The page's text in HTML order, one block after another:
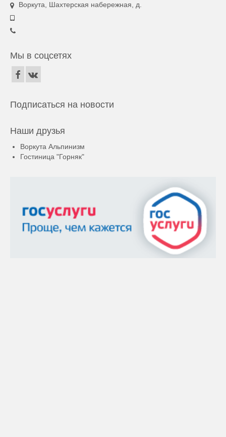
Воркута, Шахтерская набережная, д.
Мы в соцсетях
Подписаться на новости
Наши друзья
Воркута Альпинизм
Гостиница "Горняк"